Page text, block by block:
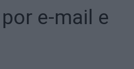
e-mail e